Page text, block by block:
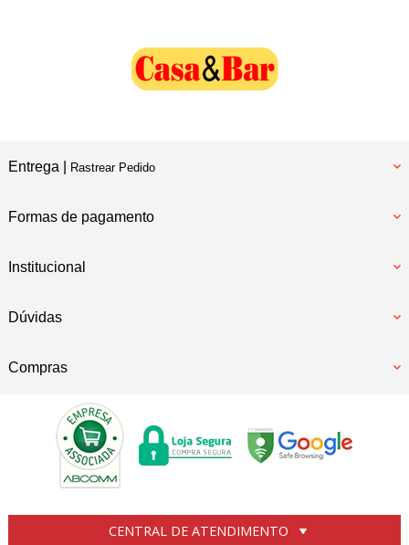
Entrega | Rastrear Pedido
Formas de pagamento
Institucional
Dúvidas
Compras
CENTRAL DE ATENDIMENTO